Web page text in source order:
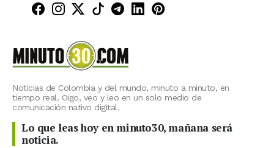
Minuto30 en Facebook
Minuto30 en Instagram
Minuto30 en X (Twitter)
Minuto30 en TikTok
Canal de Minuto30 en
Minuto30 en LinkedIn
Minuto30 en
Noticias de Colombia y del mundo, minuto a minuto, en
tiempo real. Oigo, veo y leo en un solo medio de
comunicación nativo digital.
Lo que leas hoy en minuto30, mañana será
noticia.